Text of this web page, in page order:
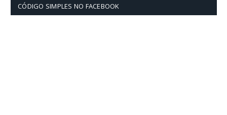
CÓDIGO SIMPLES NO FACEBOOK